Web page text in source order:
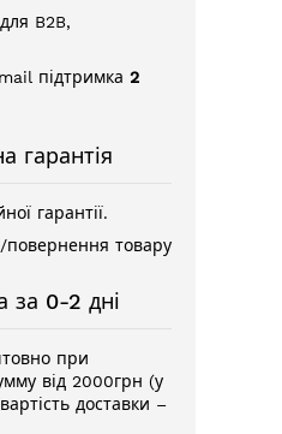
B2B,
підтримка 2
гарантія
гарантії.
повернення товару
за 0-2 дні
при
від 2000грн (у
доставки –